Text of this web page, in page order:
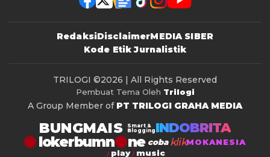
RedaksiDisclaimerMEDIA SIBER
Kode Etik Jurnalistik
TRILOGI ©2026 | All Rights Reserved
Pembuat Tema Oleh Trilogi
A Group Member of PT TRILOGI GRAHA MEDIA
BUNGMAIS
Smart &
Blogging INDOBRITA
lokerbumn coba klikMOKANESIA
play
music